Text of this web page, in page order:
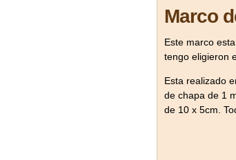
Marco
Este marco
tengo eligieron
Esta realizado
de chapa de 1
de 10 x 5cm.